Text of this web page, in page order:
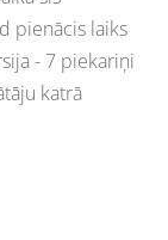
pienācis laiks
- 7 piekariņi
katrā